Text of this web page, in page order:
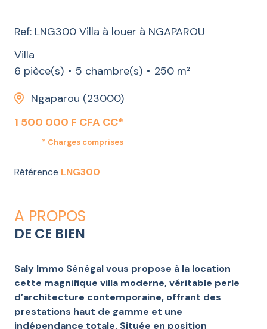
Ref: LNG300 Villa à louer à NGAPAROU
Villa
6 pièce(s)
5 chambre(s)
250 m²
Ngaparou (23000)
1 500 000 F CFA CC*
* Charges comprises
Référence LNG300
A PROPOS
DE CE BIEN
Saly Immo Sénégal vous propose à la location
cette magnifique villa moderne, véritable perle
d’architecture contemporaine, offrant des
prestations haut de gamme et une
indépendance totale. Située en position